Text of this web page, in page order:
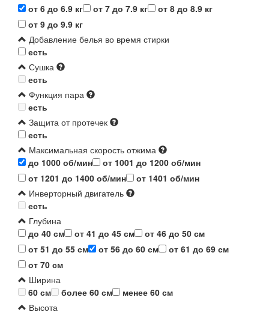
от 6 до 6.9 кг
от 7 до 7.9 кг
от 8 до 8.9 кг
от 9 до 9.9 кг
Добавление белья во время стирки
есть
Сушка
есть
Функция пара
есть
Защита от протечек
есть
Максимальная скорость отжима
до 1000 об/мин
от 1001 до 1200 об/мин
от 1201 до 1400 об/мин
от 1401 об/мин
Инверторный двигатель
есть
Глубина
до 40 см
от 41 до 45 см
от 46 до 50 см
от 51 до 55 см
от 56 до 60 см
от 61 до 69 см
от 70 см
Ширина
60 см
более 60 см
менее 60 см
Высота